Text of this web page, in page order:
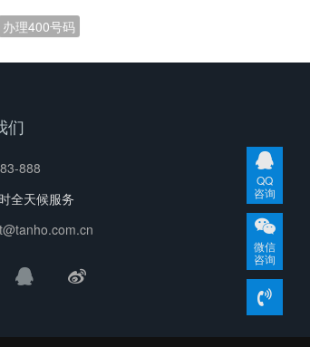
办理400号码
们
888
全天候服务
QQ
咨询
微信
咨询